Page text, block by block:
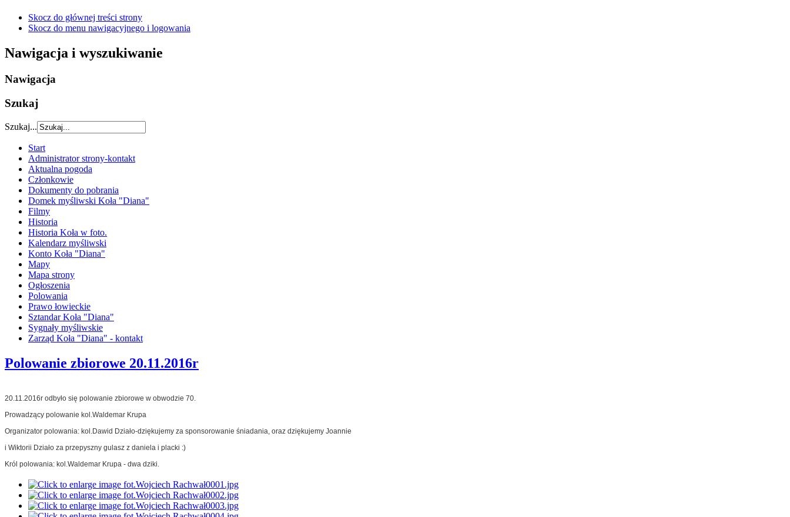
Skocz do głównej treści strony
Skocz do menu nawigacyjnego i logowania
Nawigacja i wyszukiwanie
Nawigacja
Szukaj
Szukaj...
Start
Administrator strony-kontakt
Aktualna pogoda
Członkowie
Dokumenty do pobrania
Domek myśliwski Koła "Diana"
Filmy
Historia
Historia Koła w foto.
Kalendarz myśliwski
Konto Koła "Diana"
Mapy
Mapa strony
Ogłoszenia
Polowania
Prawo łowieckie
Sztandar Koła "Diana"
Sygnały myśliwskie
Zarząd Koła "Diana" - kontakt
Polowanie zbiorowe 20.11.2016r
20.11.2016r odbyło się polowanie zbiorowe w obwodzie 70.
Prowadzący polowanie kol.Waldemar Krupa
Organizator polowania: kol.Dawid Działo-dziękujemy za sponsorowanie śniadania, oraz dziękujemy Joannie
i Wiktorii Działo za przepyszny gulasz z daniela i placki :)
Król polowania: kol.Waldemar Krupa - dwa dziki.